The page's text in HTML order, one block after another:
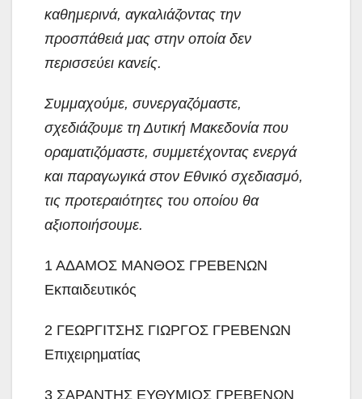
καθημερινά, αγκαλιάζοντας την
προσπάθειά μας στην οποία δεν
περισσεύει κανείς.
Συμμαχούμε, συνεργαζόμαστε,
σχεδιάζουμε τη Δυτική Μακεδονία που
οραματιζόμαστε, συμμετέχοντας ενεργά
και παραγωγικά στον Εθνικό σχεδιασμό,
τις προτεραιότητες του οποίου θα
αξιοποιήσουμε.
1 ΑΔΑΜΟΣ ΜΑΝΘΟΣ ΓΡΕΒΕΝΩΝ
Εκπαιδευτικός
2 ΓΕΩΡΓΙΤΣΗΣ ΓΙΩΡΓΟΣ ΓΡΕΒΕΝΩΝ
Επιχειρηματίας
3 ΣΑΡΑΝΤΗΣ ΕΥΘΥΜΙΟΣ ΓΡΕΒΕΝΩΝ